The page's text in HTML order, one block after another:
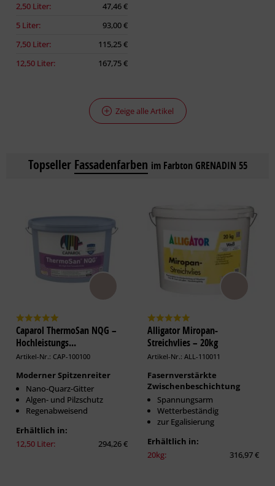
2,50 Liter:
47,46 €
5 Liter:
93,00 €
7,50 Liter:
115,25 €
12,50 Liter:
167,75 €
Zeige alle Artikel
Topseller Fassadenfarben im Farbton GRENADIN 55
Caparol ThermoSan NQG –
Hochleistungs...
Artikel-Nr.: CAP-100100
Moderner Spitzenreiter
Nano-Quarz-Gitter
Algen- und Pilzschutz
Regenabweisend
Erhältlich in:
12,50 Liter:
294,26 €
Alligator Miropan-
Streichvlies – 20kg
Artikel-Nr.: ALL-110011
Fasernverstärkte
Zwischenbeschichtung
Spannungsarm
Wetterbeständig
zur Egalisierung
Erhältlich in:
20kg:
316,97 €